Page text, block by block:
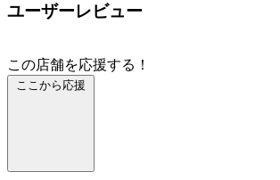
ユーザーレビュー
この店舗を応援する！
ここから応援